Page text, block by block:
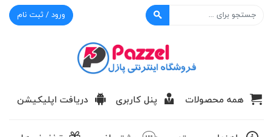
ورود / ثبت نام
همه محصولات پنل کاربری دریافت اپلیکیشن